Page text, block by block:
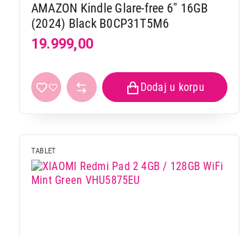
AMAZON Kindle Glare-free 6" 16GB
(2024) Black B0CP31T5M6
19.999,00
TABLET